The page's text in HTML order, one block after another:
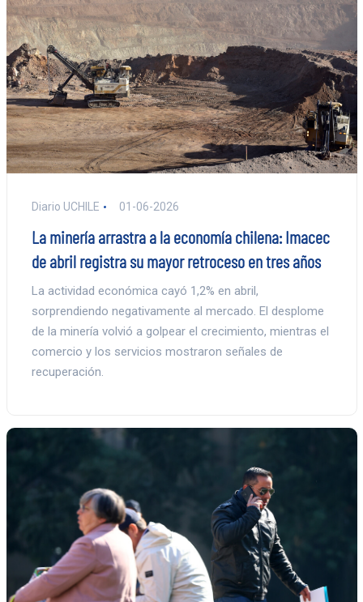
Diario UCHILE 01-06-2026
La minería arrastra a la economía chilena: Imacec
de abril registra su mayor retroceso en tres años
La actividad económica cayó 1,2% en abril,
sorprendiendo negativamente al mercado. El desplome
de la minería volvió a golpear el crecimiento, mientras el
comercio y los servicios mostraron señales de
recuperación.